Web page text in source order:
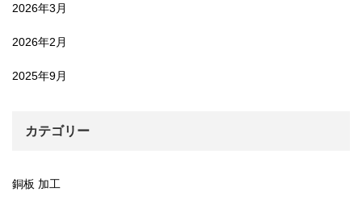
2026年3月
2026年2月
2025年9月
カテゴリー
銅板 加工